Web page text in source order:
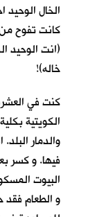
الخال
كانت تفوح من
(انت الوحيد
خاله)!
كنت في
الكويتية
والدمار
فيها. و كسر
البيوت
و الطعام